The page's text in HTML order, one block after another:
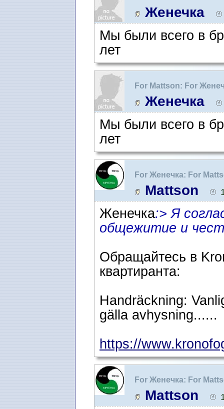
адвокат в Швеции
Женечка
Мы были всего в
лет
For Mattson: For
адвокат в Швеции
Женечка
Мы были всего в
лет
For Женечка: For
адвокат в Швеции
Mattson
Женечка:> Я
общежитие и
Обращайтесь в
квартиранта:
Handräckning:
gälla avhysning......
https://
For Женечка: For
адвокат в Швеции
Mattson